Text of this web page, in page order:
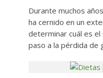
Durante muchos
ha cernido en un
determinar cuál es
paso a la pérdida de